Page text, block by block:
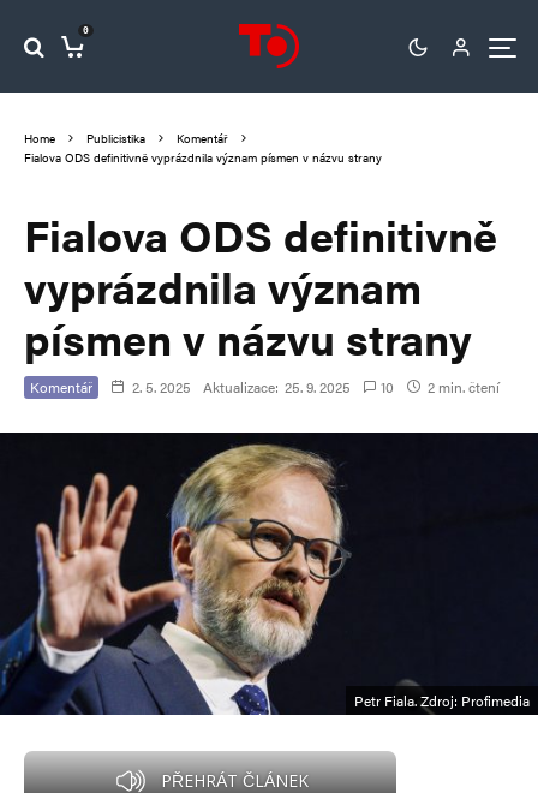
0
Home Publicistika
Komentář
Fialova ODS definitivně vyprázdnila význam písmen v názvu strany
Fialova ODS definitivně
vyprázdnila význam
písmen v názvu strany
Komentář 2. 5. 2025 Aktualizace: 25. 9. 2025 10 2 min. čtení
Petr Fiala. Zdroj: Profimedia
PŘEHRÁT ČLÁNEK